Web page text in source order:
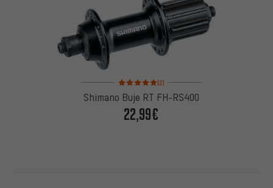
Valoración media: 5 de 5 basada en 2 reseñas
(2)
Shimano Buje RT FH-RS400
22,99€